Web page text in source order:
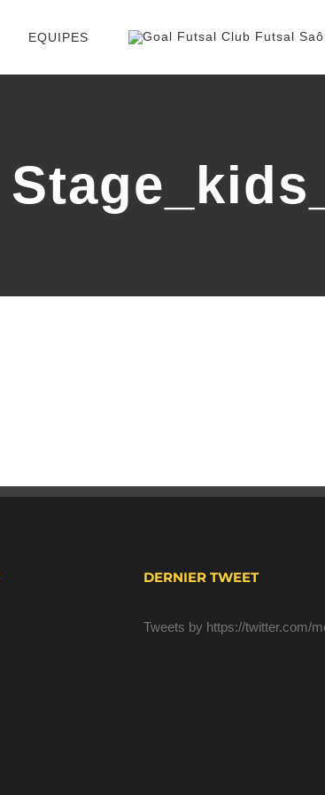
EQUIPES
DERNIER TWEET
Tweets by https://twitter.com/